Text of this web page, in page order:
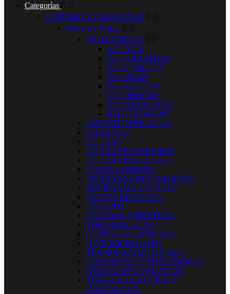
Categorías  
CAMPING Y CARAVANAS  
AGUA Y ASEO  
WC QUIMICOS  
WC FIJOS
WC PORTATILES
WC QUIMICOS
WC SECOS
WC NAUTICO
LIQUIDOS WC
ACCESORIOS WC
REPUESTOS WC
DEPOSITOS DE AGUA
GRIFERIAS
DUCHAS
DUCHAS EXTERIORES
DUCHAS PORTATILES
CABINAS DUCHA
PERCIANAS DIVISOR BAÑO
BOMBAS DE AGUA 12V
PLATOS DE DUCHA
LAVABOS
LAVABOS PORTATILES
TOMAS DE AGUA
QUIMICOS Y LIMPIEZA
ACCESORIOS ASEO
TERMOS A GAS, 12V, 220V
LAVADORAS Y TENDEDEROS
DESAGUES Y VALVULAS
TUBERIAS, RACORES Y
CONEXIONES